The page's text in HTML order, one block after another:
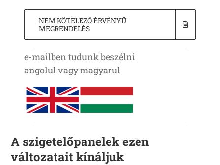
NEM KÖTELEZŐ ÉRVÉNYŰ
MEGRENDELÉS
e-mailben tudunk beszélni
angolul vagy magyarul
A szigetelőpanelek ezen
változatait kínáljuk